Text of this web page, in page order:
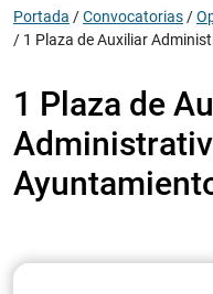
Portada /Convocatorias /
/ 1 Plaza de Auxiliar
1 Plaza de